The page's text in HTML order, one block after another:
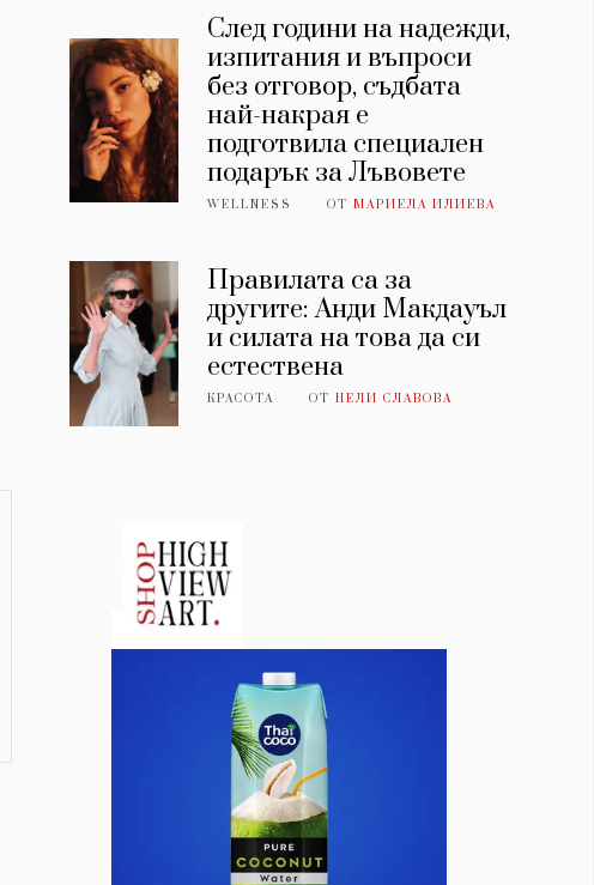
След години на надежди,
изпитания и въпроси
без отговор, съдбата
най-накрая е
подготвила специален
подарък за Лъвовете
WELLNESS ОТМАРИЕЛА ИЛИЕВА
Правилата са за
другите: Анди Макдауъл
и силата на това да си
естествена
КРАСОТА ОТНЕЛИ СЛАВОВА